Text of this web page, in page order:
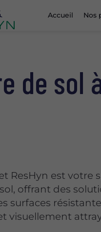
Accueil Nos
de sol
ResHyn est votre
offrant des
surfaces
visuellement